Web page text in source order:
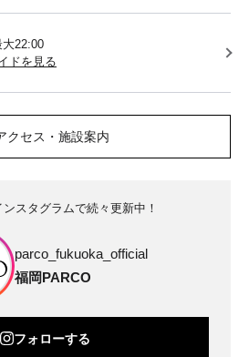
大22:00
ドを見る
クセス・施設案内
スタグラムで続々更新中！
parco_fukuoka_official
福岡PARCO
フォローする